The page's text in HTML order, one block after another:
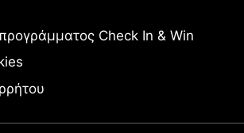
Check In & Win